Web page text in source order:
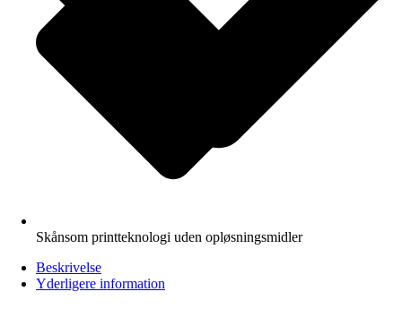
Skånsom printteknologi uden opløsningsmidler
Beskrivelse
Yderligere information